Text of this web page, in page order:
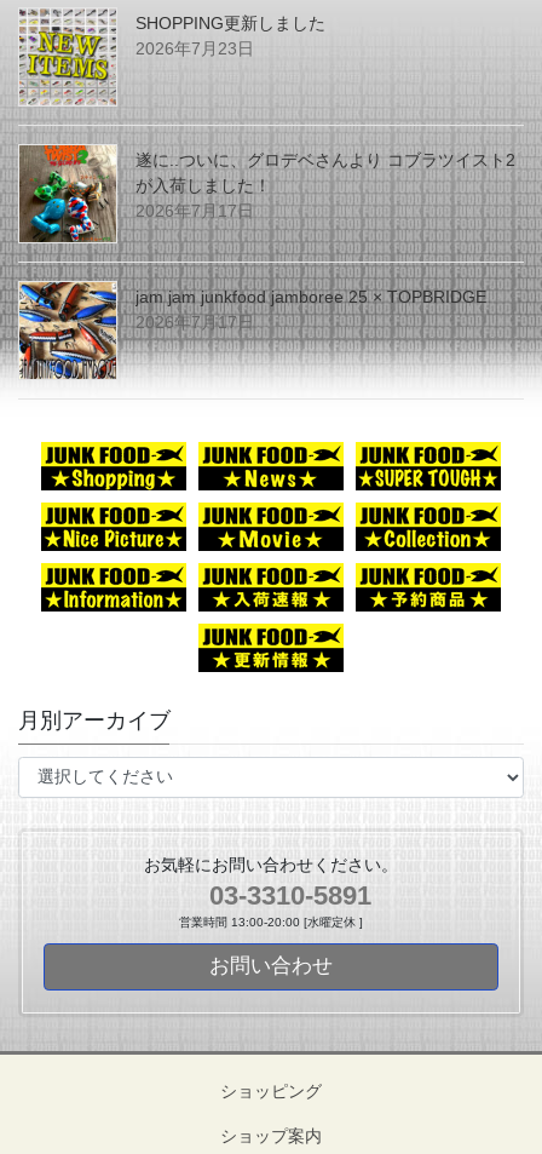
SHOPPING更新しました
2026年7月23日
遂に..ついに、グロデベさんより コブラツイスト2
が入荷しました！
2026年7月17日
jam jam junkfood jamboree 25 × TOPBRIDGE
2026年7月17日
月別アーカイブ
お気軽にお問い合わせください。
03-3310-5891
営業時間 13:00-20:00 [水曜定休 ]
お問い合わせ
ショッピング
ショップ案内